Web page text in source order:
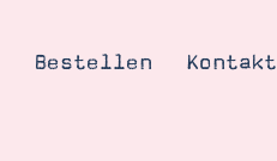
Bestellen Kontakt